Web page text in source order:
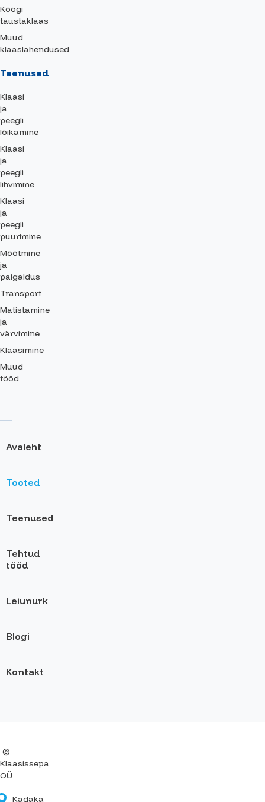
Köögi
taustaklaas
Muud
klaaslahendused
Teenused
Klaasi
ja
peegli
lõikamine
Klaasi
ja
peegli
lihvimine
Klaasi
ja
peegli
puurimine
Mõõtmine
ja
paigaldus
Transport
Matistamine
ja
värvimine
Klaasimine
Muud
tööd
Avaleht
Tooted
Teenused
Tehtud
tööd
Leiunurk
Blogi
Kontakt
©
Klaasissepa
OÜ
Kadaka